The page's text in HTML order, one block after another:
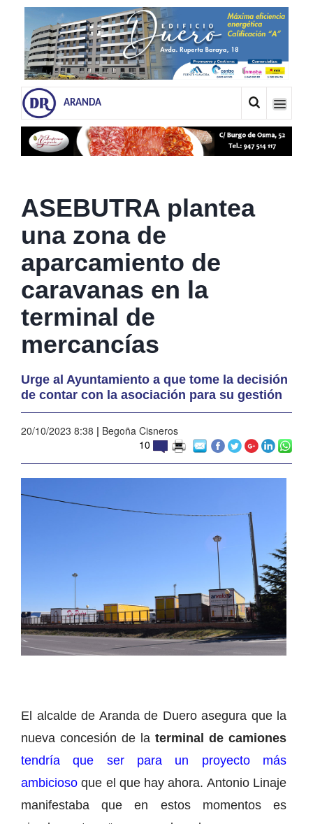
ARANDA
ASEBUTRA plantea
una zona de
aparcamiento de
caravanas en la
terminal de
mercancías
Urge al Ayuntamiento a que tome la decisión
de contar con la asociación para su gestión
20/10/2023 8:38 | Begoña Cisneros
10
El alcalde de Aranda de Duero asegura que la
nueva concesión de la terminal de camiones
tendría que ser para un proyecto más
ambiciosoque el que hay ahora. Antonio Linaje
manifestaba que en estos momentos es